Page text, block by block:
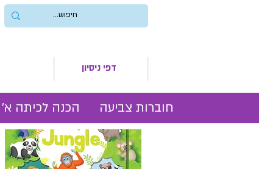
חוברות צביעה הכנה לכיתה א׳
דפי ניסיון